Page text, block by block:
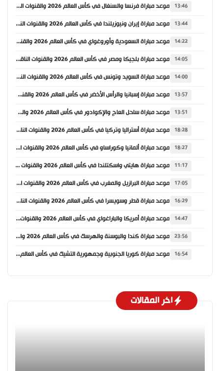
13:46 موعد مباراة فرنسا والسنغال في كأس العالم 2026 والقنوات الناقلة
13:44 موعد مباراة إيران ونيوزيلندا في كأس العالم 2026 والقنوات الناقلة
14:22 موعد مباراة السعودية وأوروغواي في كأس العالم 2026 والقنوات الناقلة
14:05 موعد مباراة بلجيكا ومصر في كأس العالم 2026 والقنوات الناقلة
14:00 موعد مباراة السويد وتونس في كأس العالم 2026 والقنوات الناقلة
13:57 موعد مباراة إسبانيا والرأس الأخضر في كأس العالم 2026 والقنوات الناقلة
13:51 موعد مباراة ساحل العاج والإكوادور في كأس العالم 2026 والقنوات الناقلة
18:28 موعد مباراة أستراليا وتركيا في كأس العالم 2026 والقنوات الناقلة
18:27 موعد مباراة ألمانيا وكوراساو في كأس العالم 2026 والقنوات الناقلة
11:17 موعد مباراة هايتي واسكتلندا في كأس العالم 2026 والقنوات الناقلة
17:05 موعد مباراة البرازيل والمغرب في كأس العالم 2026 والقنوات الناقلة
16:29 موعد مباراة قطر وسويسرا في كأس العالم 2026 والقنوات الناقلة
14:47 موعد مباراة أمريكا والباراغواي في كأس العالم 2026 والقنوات الناقلة
23:56 موعد مباراة كندا والبوسنة والهرسك في كأس العالم 2026 والقنوات الناقلة
16:54 موعد مباراة كوريا الجنوبية وجمهورية التشيك في كأس العالم 2026 والقنوات الناقلة
اخر المقالات